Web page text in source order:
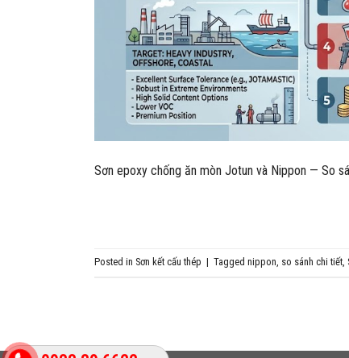
Sơn epoxy chống ăn mòn Jotun và Nippon — So
Posted in Sơn kết cấu thép | Tagged nippon, so sánh chi tiết,